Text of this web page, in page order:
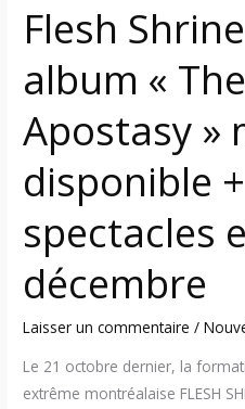
Flesh
album «
Apostasy »
disponible
spectacles
décembre
Laisser un commentaire /
Le 21 octobre dernier, la
extrême montréalaise FLESH
+
des
spectacles
en
décembre